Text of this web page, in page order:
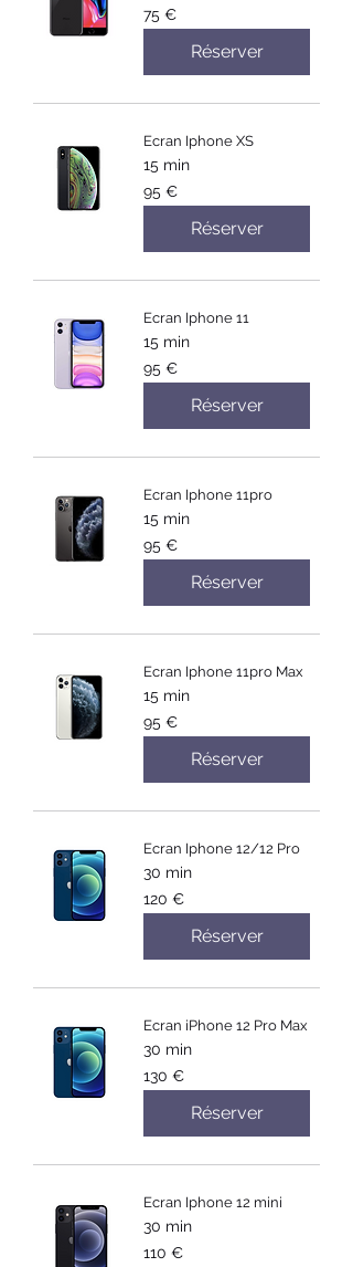
75
euros
75 €
Réserver
Ecran Iphone XS
15 min
euros
95 €
Réserver
Ecran Iphone 11
15 min
euros
95 €
Réserver
Ecran Iphone 11pro
15 min
euros
95 €
Réserver
Ecran Iphone 11pro Max
15 min
euros
95 €
Réserver
Ecran Iphone 12/12 Pro
30 min
120
euros
120 €
Réserver
Ecran iPhone 12 Pro Max
30 min
130
euros
130 €
Réserver
Ecran Iphone 12 mini
30 min
110
euros
110 €